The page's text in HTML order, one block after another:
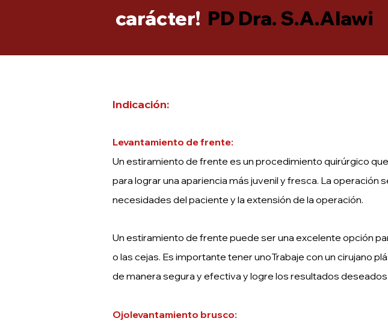
carácter! PD Dra. S.A.Alawi
Indicación:
Levantamiento de frente:
Un estiramiento de frente es un procedimiento quirúrgico
para lograr una apariencia más juvenil y fresca. La operación
necesidades del paciente y la extensión de la operación.
Un estiramiento de frente puede ser una excelente opción
o las cejas. Es importante tener unoTrabaje con un cirujano
de manera segura y efectiva y logre los resultados deseados.
Ojolevantamiento brusco: